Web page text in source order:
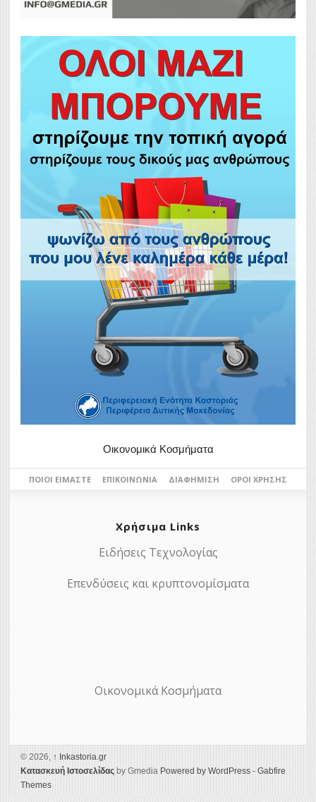
Οικονομικά Κοσμήματα
ΠΟΙΟΙ ΕΊΜΑΣΤΕ ΕΠΙΚΟΙΝΩΝΊΑ ΔΙΑΦΉΜΙΣΗ ΌΡΟΙ ΧΡΉΣΗΣ
Χρήσιμα Links
Ειδήσεις Τεχνολογίας
Επενδύσεις και κρυπτονομίσματα
Οικονομικά Κοσμήματα
© 2026, ↑ Ιnkastoria.gr
Κατασκευή Ιστοσελίδας by Gmedia Powered by WordPress - Gabfire
Themes